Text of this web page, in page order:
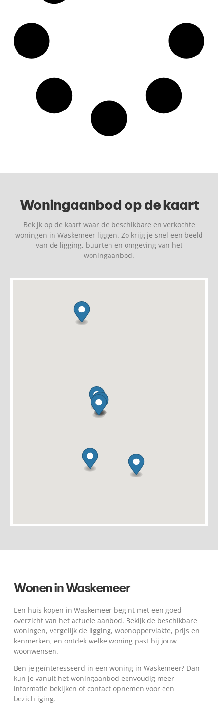
Woningaanbod op de kaart
Bekijk op de kaart waar de beschikbare en verkochte
woningen in Waskemeer liggen. Zo krijg je snel een beeld
van de ligging, buurten en omgeving van het
woningaanbod.
Wonen in Waskemeer
Een huis kopen in Waskemeer begint met een goed
overzicht van het actuele aanbod. Bekijk de beschikbare
woningen, vergelijk de ligging, woonoppervlakte, prijs en
kenmerken, en ontdek welke woning past bij jouw
woonwensen.
Ben je geïnteresseerd in een woning in Waskemeer? Dan
kun je vanuit het woningaanbod eenvoudig meer
informatie bekijken of contact opnemen voor een
bezichtiging.